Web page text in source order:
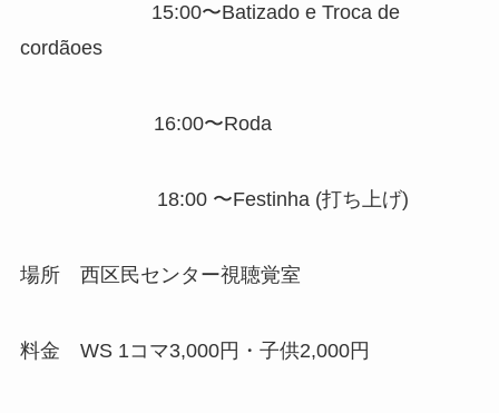
15:00〜Batizado e Troca de
cordãoes
16:00〜Roda
18:00 〜Festinha (打ち上げ)
場所 西区民センター視聴覚室
料金 WS 1コマ3,000円・子供2,000円